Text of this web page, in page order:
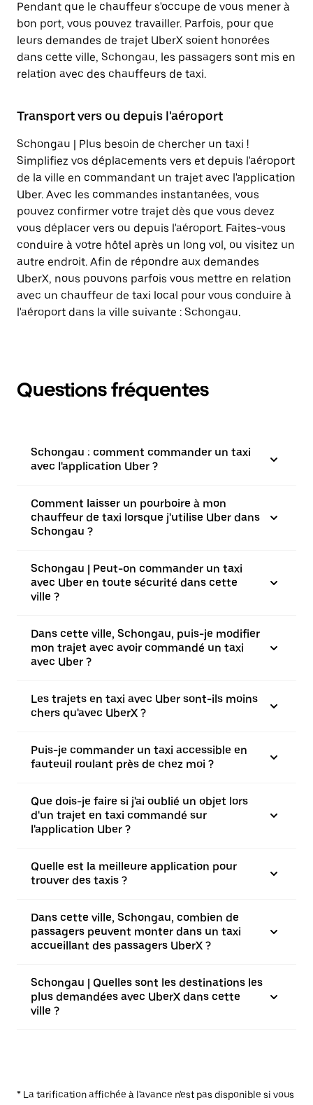
Pendant que le chauffeur s'occupe de vous mener à
bon port, vous pouvez travailler. Parfois, pour que
leurs demandes de trajet UberX soient honorées
dans cette ville, Schongau, les passagers sont mis en
relation avec des chauffeurs de taxi.
Transport vers ou depuis l'aéroport
Schongau | Plus besoin de chercher un taxi !
Simplifiez vos déplacements vers et depuis l'aéroport
de la ville en commandant un trajet avec l'application
Uber. Avec les commandes instantanées, vous
pouvez confirmer votre trajet dès que vous devez
vous déplacer vers ou depuis l'aéroport. Faites-vous
conduire à votre hôtel après un long vol, ou visitez un
autre endroit. Afin de répondre aux demandes
UberX, nous pouvons parfois vous mettre en relation
avec un chauffeur de taxi local pour vous conduire à
l'aéroport dans la ville suivante : Schongau.
Questions fréquentes
Schongau : comment commander un taxi
avec l'application Uber ?
Comment laisser un pourboire à mon
chauffeur de taxi lorsque j'utilise Uber dans
Schongau ?
Schongau | Peut-on commander un taxi
avec Uber en toute sécurité dans cette
ville ?
Dans cette ville, Schongau, puis-je modifier
mon trajet avec avoir commandé un taxi
avec Uber ?
Les trajets en taxi avec Uber sont-ils moins
chers qu'avec UberX ?
Puis-je commander un taxi accessible en
fauteuil roulant près de chez moi ?
Que dois-je faire si j'ai oublié un objet lors
d'un trajet en taxi commandé sur
l'application Uber ?
Quelle est la meilleure application pour
trouver des taxis ?
Dans cette ville, Schongau, combien de
passagers peuvent monter dans un taxi
accueillant des passagers UberX ?
Schongau | Quelles sont les destinations les
plus demandées avec UberX dans cette
ville ?
* La tarification affichée à l'avance n'est pas disponible si vous